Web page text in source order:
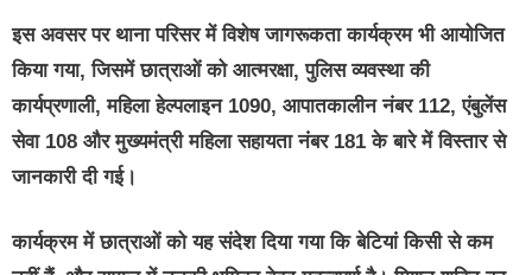
इस अवसर पर थाना परिसर में विशेष जागरूकता कार्यक्रम भी आयोजित
किया गया, जिसमें छात्राओं को आत्मरक्षा, पुलिस व्यवस्था की
कार्यप्रणाली, महिला हेल्पलाइन 1090, आपातकालीन नंबर 112, एंबुलेंस
सेवा 108 और मुख्यमंत्री महिला सहायता नंबर 181 के बारे में विस्तार से
जानकारी दी गई।
कार्यक्रम में छात्राओं को यह संदेश दिया गया कि बेटियां किसी से कम